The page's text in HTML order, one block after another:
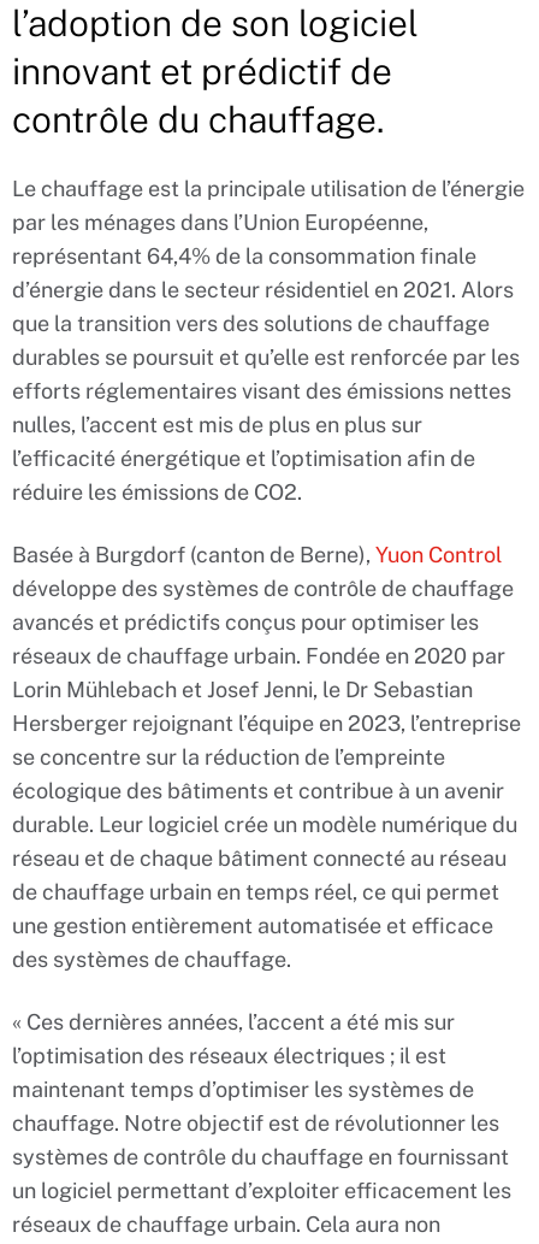
l’adoption de son logiciel
innovant et prédictif de
contrôle du chauffage.
Le chauffage est la principale utilisation de l’énergie
par les ménages dans l’Union Européenne,
représentant 64,4% de la consommation finale
d’énergie dans le secteur résidentiel en 2021. Alors
que la transition vers des solutions de chauffage
durables se poursuit et qu’elle est renforcée par les
efforts réglementaires visant des émissions nettes
nulles, l’accent est mis de plus en plus sur
l’efficacité énergétique et l’optimisation afin de
réduire les émissions de CO2.
Basée à Burgdorf (canton de Berne), Yuon Control
développe des systèmes de contrôle de chauffage
avancés et prédictifs conçus pour optimiser les
réseaux de chauffage urbain. Fondée en 2020 par
Lorin Mühlebach et Josef Jenni, le Dr Sebastian
Hersberger rejoignant l’équipe en 2023, l’entreprise
se concentre sur la réduction de l’empreinte
écologique des bâtiments et contribue à un avenir
durable. Leur logiciel crée un modèle numérique du
réseau et de chaque bâtiment connecté au réseau
de chauffage urbain en temps réel, ce qui permet
une gestion entièrement automatisée et efficace
des systèmes de chauffage.
« Ces dernières années, l’accent a été mis sur
l’optimisation des réseaux électriques ; il est
maintenant temps d’optimiser les systèmes de
chauffage. Notre objectif est de révolutionner les
systèmes de contrôle du chauffage en fournissant
un logiciel permettant d’exploiter efficacement les
réseaux de chauffage urbain. Cela aura non